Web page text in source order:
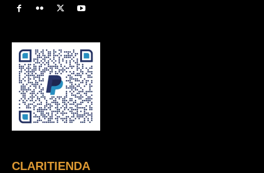
CLARITIENDA